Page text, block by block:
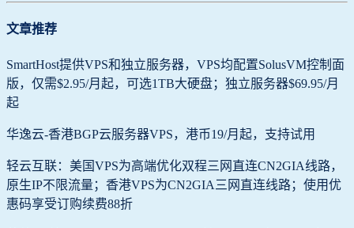
文章推荐
SmartHost提供VPS和独立服务器，VPS均配置SolusVM控制面
版，仅需$2.95/月起，可选1TB大硬盘；独立服务器$69.95/月
起
华逸云-香港BGP云服务器VPS，港币19/月起，支持试用
轻云互联：美国VPS为高端优化双程三网直连CN2GIA线路，
原生IP不限流量；香港VPS为CN2GIA三网直连线路；使用优
惠码享受订购续费88折